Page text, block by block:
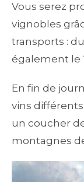
Vous serez
vignobles
transports :
également le
En fin de
vins
un coucher
montagnes